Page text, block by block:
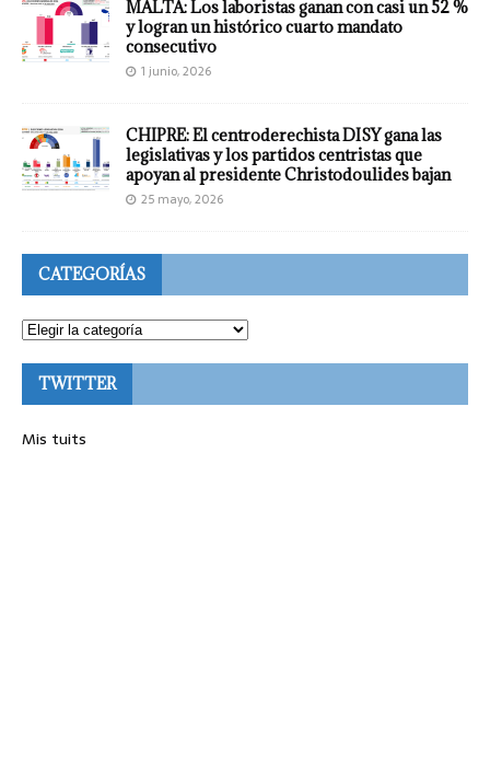
MALTA: Los laboristas ganan con casi un 52 %
y logran un histórico cuarto mandato
consecutivo
1 junio, 2026
CHIPRE: El centroderechista DISY gana las
legislativas y los partidos centristas que
apoyan al presidente Christodoulides bajan
25 mayo, 2026
CATEGORÍAS
TWITTER
Mis tuits